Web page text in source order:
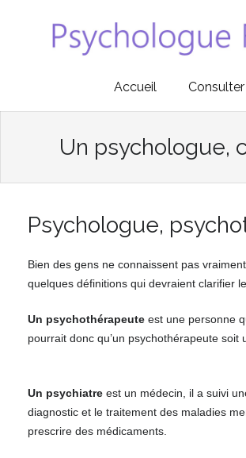
Accueil
Un psychologue,
Psychologue,
Bien des gens ne connaissent pas
quelques définitions qui devraient clarifier
Un psychothérapeute est une personne
pourrait donc qu’un psychothérapeute soit
Un psychiatre est un médecin, il a suivi
diagnostic et le traitement des maladies
prescrire des médicaments.